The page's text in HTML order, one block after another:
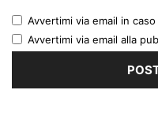
Avvertimi via email in
Avvertimi via email alla